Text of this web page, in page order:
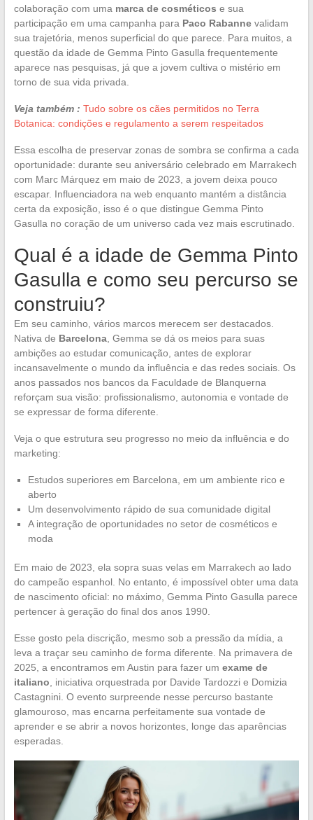
colaboração com uma marca de cosméticos e sua
participação em uma campanha para Paco Rabannevalidam
sua trajetória, menos superficial do que parece. Para muitos, a
questão da idade de Gemma Pinto Gasulla frequentemente
aparece nas pesquisas, já que a jovem cultiva o mistério em
torno de sua vida privada.
Veja também : Tudo sobre os cães permitidos no Terra
Botanica: condições e regulamento a serem respeitados
Essa escolha de preservar zonas de sombra se confirma a cada
oportunidade: durante seu aniversário celebrado em Marrakech
com Marc Márquez em maio de 2023, a jovem deixa pouco
escapar. Influenciadora na web enquanto mantém a distância
certa da exposição, isso é o que distingue Gemma Pinto
Gasulla no coração de um universo cada vez mais escrutinado.
Qual é a idade de Gemma Pinto
Gasulla e como seu percurso se
construiu?
Em seu caminho, vários marcos merecem ser destacados.
Nativa de Barcelona, Gemma se dá os meios para suas
ambições ao estudar comunicação, antes de explorar
incansavelmente o mundo da influência e das redes sociais. Os
anos passados nos bancos da Faculdade de Blanquerna
reforçam sua visão: profissionalismo, autonomia e vontade de
se expressar de forma diferente.
Veja o que estrutura seu progresso no meio da influência e do
marketing:
Estudos superiores em Barcelona, em um ambiente rico e
aberto
Um desenvolvimento rápido de sua comunidade digital
A integração de oportunidades no setor de cosméticos e
moda
Em maio de 2023, ela sopra suas velas em Marrakech ao lado
do campeão espanhol. No entanto, é impossível obter uma data
de nascimento oficial: no máximo, Gemma Pinto Gasulla parece
pertencer à geração do final dos anos 1990.
Esse gosto pela discrição, mesmo sob a pressão da mídia, a
leva a traçar seu caminho de forma diferente. Na primavera de
2025, a encontramos em Austin para fazer um exame de
italiano , iniciativa orquestrada por Davide Tardozzi e Domizia
Castagnini. O evento surpreende nesse percurso bastante
glamouroso, mas encarna perfeitamente sua vontade de
aprender e se abrir a novos horizontes, longe das aparências
esperadas.